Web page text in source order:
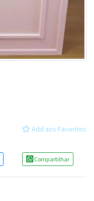
Add aos Favoritos
Compartilhar